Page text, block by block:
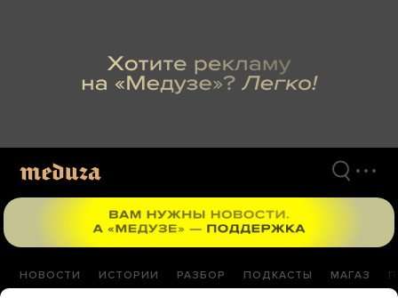
НОВОСТИ ИСТОРИИ РАЗБОР ПОДКАСТЫ МАГАЗ